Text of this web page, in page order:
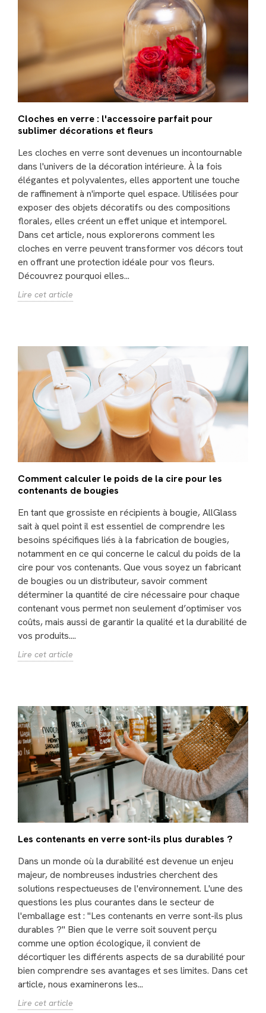
Cloches en verre : l'accessoire parfait pour
sublimer décorations et fleurs
Les cloches en verre sont devenues un incontournable
dans l'univers de la décoration intérieure. À la fois
élégantes et polyvalentes, elles apportent une touche
de raffinement à n'importe quel espace. Utilisées pour
exposer des objets décoratifs ou des compositions
florales, elles créent un effet unique et intemporel.
Dans cet article, nous explorerons comment les
cloches en verre peuvent transformer vos décors tout
en offrant une protection idéale pour vos fleurs.
Découvrez pourquoi elles...
Lire cet article
Comment calculer le poids de la cire pour les
contenants de bougies
En tant que grossiste en récipients à bougie, AllGlass
sait à quel point il est essentiel de comprendre les
besoins spécifiques liés à la fabrication de bougies,
notamment en ce qui concerne le calcul du poids de la
cire pour vos contenants. Que vous soyez un fabricant
de bougies ou un distributeur, savoir comment
déterminer la quantité de cire nécessaire pour chaque
contenant vous permet non seulement d’optimiser vos
coûts, mais aussi de garantir la qualité et la durabilité de
vos produits....
Lire cet article
Les contenants en verre sont-ils plus durables ?
Dans un monde où la durabilité est devenue un enjeu
majeur, de nombreuses industries cherchent des
solutions respectueuses de l'environnement. L'une des
questions les plus courantes dans le secteur de
l'emballage est : "Les contenants en verre sont-ils plus
durables ?" Bien que le verre soit souvent perçu
comme une option écologique, il convient de
décortiquer les différents aspects de sa durabilité pour
bien comprendre ses avantages et ses limites. Dans cet
article, nous examinerons les...
Lire cet article